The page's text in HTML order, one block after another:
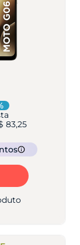
83,25